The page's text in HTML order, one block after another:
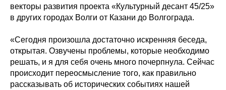
векторы развития проекта «Культурный десант 45/25»
в других городах Волги от Казани до Волгограда.
«Сегодня произошла достаточно искренняя беседа,
открытая. Озвучены проблемы, которые необходимо
решать, и я для себя очень много почерпнула. Сейчас
происходит переосмысление того, как правильно
рассказывать об исторических событиях нашей